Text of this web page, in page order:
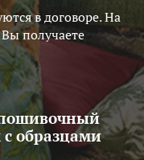
в договоре. На
получаете
образцами